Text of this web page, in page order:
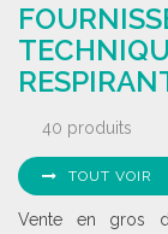
40 produits
TOUT VOIR
Vente en gros